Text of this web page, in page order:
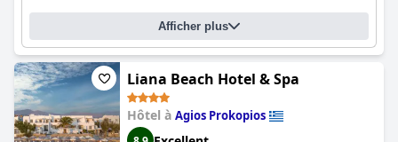
Afficher plus
Liana Beach Hotel & Spa
Hôtel à Agios Prokopios